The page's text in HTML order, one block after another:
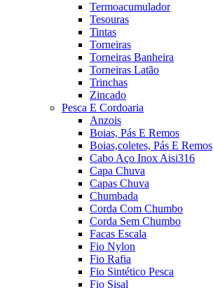
Termoacumulador
Tesouras
Tintas
Torneiras
Torneiras Banheira
Torneiras Latão
Trinchas
Zincado
Pesca E Cordoaria
Anzois
Boias, Pás E Remos
Boias,coletes, Pás E Remos
Cabo Aço Inox Aisi316
Capa Chuva
Capas Chuva
Chumbada
Corda Com Chumbo
Corda Sem Chumbo
Facas Escala
Fio Nylon
Fio Rafia
Fio Sintético Pesca
Fio Sisal